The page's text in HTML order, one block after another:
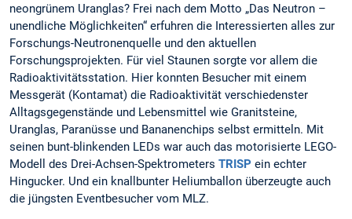
neongrünem Uranglas? Frei nach dem Motto „Das Neutron –
unendliche Möglichkeiten“ erfuhren die Interessierten alles zur
Forschungs-Neutronenquelle und den aktuellen
Forschungsprojekten. Für viel Staunen sorgte vor allem die
Radioaktivitätsstation. Hier konnten Besucher mit einem
Messgerät (Kontamat) die Radioaktivität verschiedenster
Alltagsgegenstände und Lebensmittel wie Granitsteine,
Uranglas, Paranüsse und Bananenchips selbst ermitteln. Mit
seinen bunt-blinkenden LEDs war auch das motorisierte LEGO-
Modell des Drei-Achsen-Spektrometers TRISP ein echter
Hingucker. Und ein knallbunter Heliumballon überzeugte auch
die jüngsten Eventbesucher vom MLZ.